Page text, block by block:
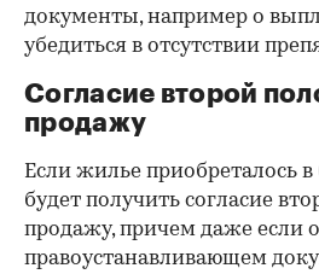
документы, например о
убедиться в отсутствии
Согласие второй
продажу
Если жилье приобреталось
будет получить согласие
продажу, причем даже если
правоустанавливающем